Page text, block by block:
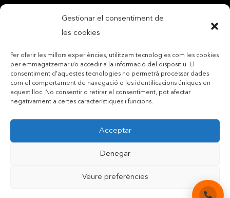
Gestionar el consentiment de
les cookies
Per oferir les millors experiències, utilitzem tecnologies com les cookies
per emmagatzemar i/o accedir a la informació del dispositiu. El
consentiment d'aquestes tecnologies no permetrà processar dades
com el comportament de navegació o les identificacions úniques en
aquest lloc. No consentir o retirar el consentiment, pot afectar
negativament a certes característiques i funcions.
Acceptar
Denegar
Veure preferències
Contactar per telèfon mòbil
Contactar per mail